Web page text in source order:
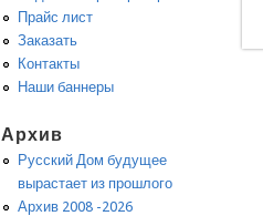
Прайс лист
Заказать
Контакты
Наши баннеры
Архив
Русский Дом будущее
вырастает из прошлого
Архив 2008 -2026